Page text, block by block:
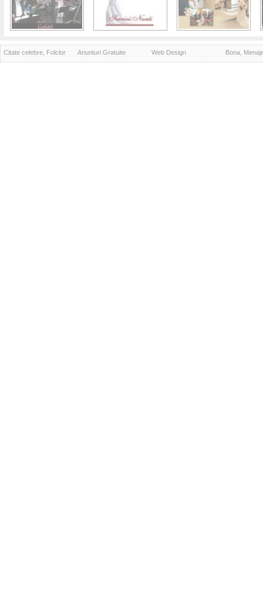
Citate celebre, Folclor Anunturi Gratuite Web Design Bona,